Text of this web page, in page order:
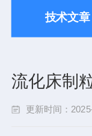
技术文章
流化床制
更新时间：